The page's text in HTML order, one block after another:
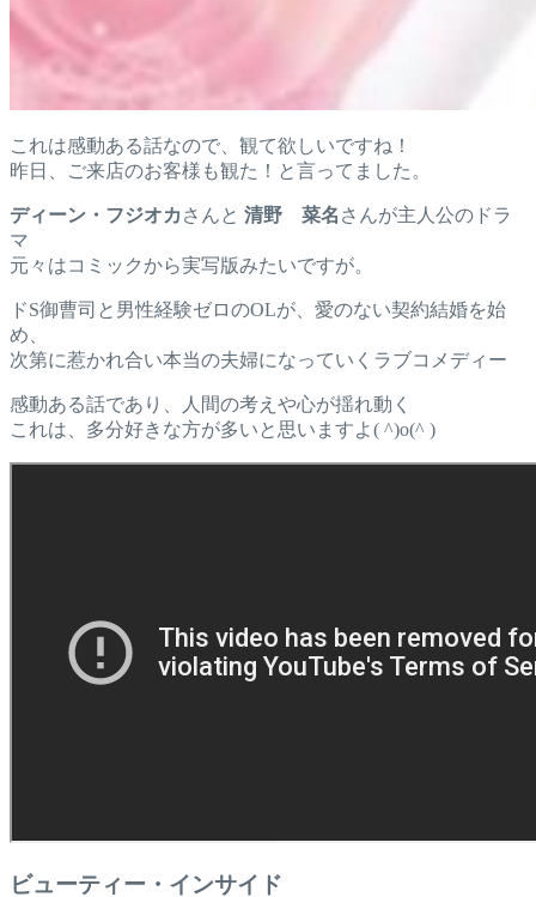
これは感動ある話なので、観て欲しいですね！
昨日、ご来店のお客様も観た！と言ってました。
ディーン・フジオカ さんと 清野 菜名 さんが主人公のドラ
マ
元々はコミックから実写版みたいですが。
ドS御曹司と男性経験ゼロのOLが、愛のない契約結婚を始
め、
次第に惹かれ合い本当の夫婦になっていくラブコメディー
感動ある話であり、人間の考えや心が揺れ動く
これは、多分好きな方が多いと思いますよ( ^)o(^ )
ビューティー・インサイド